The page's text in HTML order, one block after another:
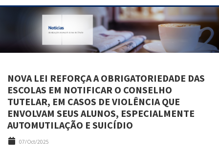
HOME
QUEM SOMOS
ATUAÇÃO
CONTATO
NOVA LEI REFORÇA A OBRIGATORIEDADE DAS
ESCOLAS EM NOTIFICAR O CONSELHO
TUTELAR, EM CASOS DE VIOLÊNCIA QUE
ENVOLVAM SEUS ALUNOS, ESPECIALMENTE
AUTOMUTILAÇÃO E SUICÍDIO
07/Oct/2025